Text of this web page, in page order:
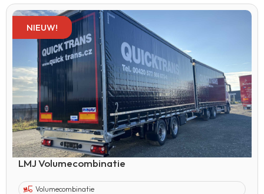
NIEUW!
LMJ Volumecombinatie
Volumecombinatie